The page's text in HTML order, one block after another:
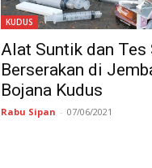
KUDUS
Alat Suntik dan Tes
Berserakan di
Bojana Kudus
Rabu Sipan - 07/06/2021